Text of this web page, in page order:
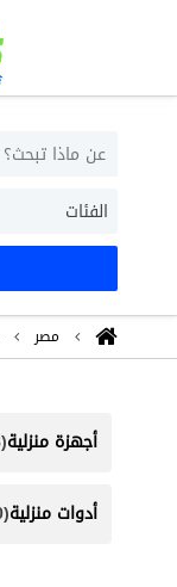
الفئات
مصر
أجهزة منزلية(38)
أدوات منزلية(0)